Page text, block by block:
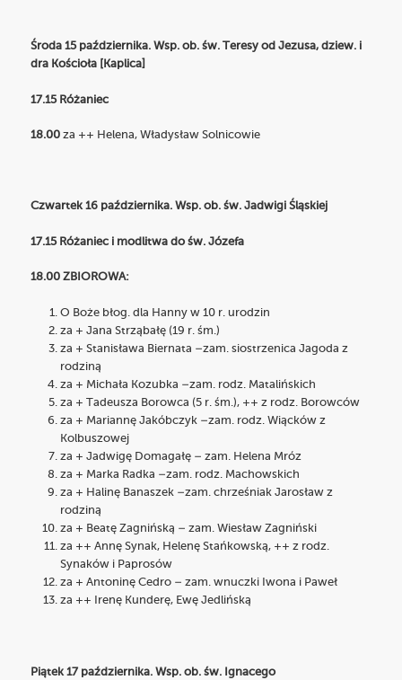
Środa 15 października. Wsp. ob. św. Teresy od Jezusa, dziew. i
dra Kościoła [Kaplica]
17.15 Różaniec
18.00za ++ Helena, Władysław Solnicowie
Czwartek 16 października. Wsp. ob. św. Jadwigi Śląskiej
17.15 Różaniec i modlitwa do św. Józefa
18.00 ZBIOROWA:
O Boże błog. dla Hanny w 10 r. urodzin
za + Jana Strząbałę (19 r. śm.)
za + Stanisława Biernata –zam. siostrzenica Jagoda z
rodziną
za + Michała Kozubka –zam. rodz. Matalińskich
za + Tadeusza Borowca (5 r. śm.), ++ z rodz. Borowców
za + Mariannę Jakóbczyk –zam. rodz. Wiącków z
Kolbuszowej
za + Jadwigę Domagałę – zam. Helena Mróz
za + Marka Radka –zam. rodz. Machowskich
za + Halinę Banaszek –zam. chrześniak Jarosław z
rodziną
za + Beatę Zagnińską – zam. Wiesław Zagniński
za ++ Annę Synak, Helenę Stańkowską, ++ z rodz.
Synaków i Paprosów
za + Antoninę Cedro – zam. wnuczki Iwona i Paweł
za ++ Irenę Kunderę, Ewę Jedlińską
Piątek 17 października. Wsp. ob. św. Ignacego